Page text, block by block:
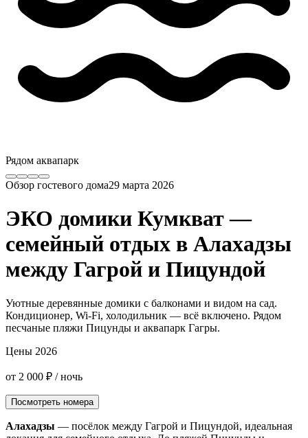
Рядом аквапарк
Обзор гостевого дома29 марта 2026
ЭКО домики Кумкват —
семейный отдых в Алахадзы
между Гагрой и Пицундой
Уютные деревянные домики с балконами и видом на сад.
Кондиционер, Wi-Fi, холодильник — всё включено. Рядом
песчаные пляжи Пицунды и аквапарк Гагры.
Цены 2026
от 2 000 ₽ / ночь
Посмотреть номера
Алахадзы — посёлок между Гагрой и Пицундой, идеальная